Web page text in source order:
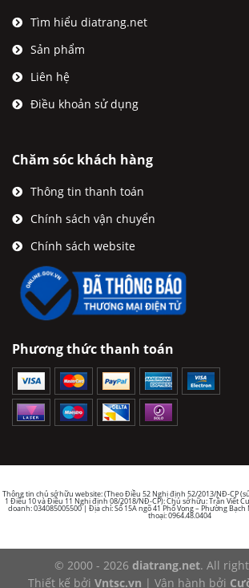
Tìm hiểu diatrang.net
Sản phẩm
Liên hệ
Điều khoản sử dụng
Chăm sóc khách hàng
Thông tin thanh toán
Chính sách vận chuyển
Chính sách website
Phương thức thanh toán
Thông tin chủ sở hữu website: (Theo Điều 52 Nghị định 52/2013/NĐ-CP
1 Điều 10 và Điều 11 Nghị định 08/2018/NĐ-CP): Chủ sở hữu: Trần Viết
doanh: 034085005500 | Địa chỉ: Số 15A ngõ 41 Phố Vọng – Phường
thoại: 0964.48.0404
© 2000 - 2026 diatrang.net. All
Thiết kế bởi Vntsc.vn | Vận hành bởi